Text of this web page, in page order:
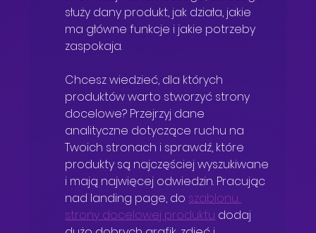
służy dany produkt, jak działa, jakie
ma główne funkcje i jakie potrzeby
zaspokaja.
Chcesz wiedzieć, dla których
produktów warto stworzyć strony
docelowe? Przejrzyj dane
analityczne dotyczące ruchu na
Twoich stronach i sprawdź, które
produkty są najczęściej wyszukiwane
i mają najwięcej odwiedzin. Pracując
nad landing page, do szablonu
strony docelowej produktu dodaj